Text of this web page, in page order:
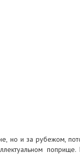
но и за рубежом,